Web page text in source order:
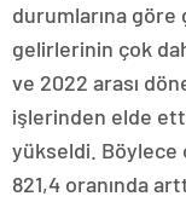
durumlarına göre
gelirlerinin çok
ve 2022 arası
işlerinden elde
yükseldi. Böylece
821,4 oranında